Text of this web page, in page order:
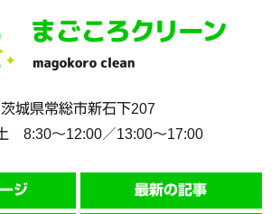
茨城県常総市新石下207
8:30〜12:00／13:00〜17:00
ジ 最新の記事